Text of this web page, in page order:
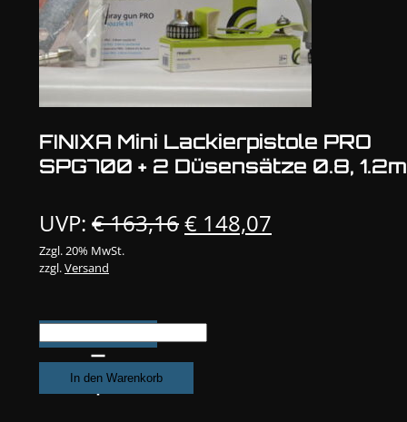
FINIXA Mini Lackierpistole PRO
SPG700 + 2 Düsensätze 0.8,
UVP: €163,16Ursprünglicher
€ 163,16
€ 148,07
Zzgl. 20% MwSt.
zzgl.Versand
FINIXA
Mini
Lackierpistole
PRO
In den Warenkorb